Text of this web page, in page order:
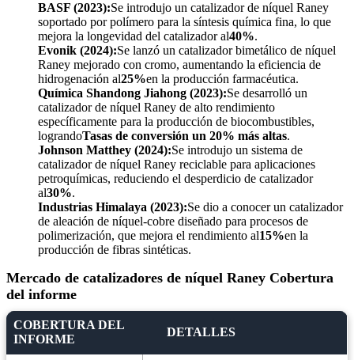
BASF (2023):Se introdujo un catalizador de níquel Raney
soportado por polímero para la síntesis química fina, lo que
mejora la longevidad del catalizador al40%.
Evonik (2024):Se lanzó un catalizador bimetálico de níquel
Raney mejorado con cromo, aumentando la eficiencia de
hidrogenación al25%en la producción farmacéutica.
Química Shandong Jiahong (2023):Se desarrolló un
catalizador de níquel Raney de alto rendimiento
específicamente para la producción de biocombustibles,
lograndoTasas de conversión un 20% más altas.
Johnson Matthey (2024):Se introdujo un sistema de
catalizador de níquel Raney reciclable para aplicaciones
petroquímicas, reduciendo el desperdicio de catalizador
al30%.
Industrias Himalaya (2023):Se dio a conocer un catalizador
de aleación de níquel-cobre diseñado para procesos de
polimerización, que mejora el rendimiento al15%en la
producción de fibras sintéticas.
Mercado de catalizadores de níquel Raney Cobertura
del informe
COBERTURA DEL
INFORME
DETALLES